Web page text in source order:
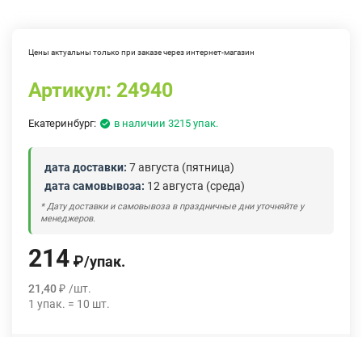
Цены актуальны только при заказе через интернет-магазин
Артикул: 24940
Екатеринбург: в наличии 3215 упак.
дата доставки: 7 августа (пятница)
дата самовывоза: 12 августа (среда)
* Дату доставки и самовывоза в праздничные дни уточняйте у
менеджеров.
214 ₽/упак.
21,40₽ /шт.
1 упак. = 10 шт.